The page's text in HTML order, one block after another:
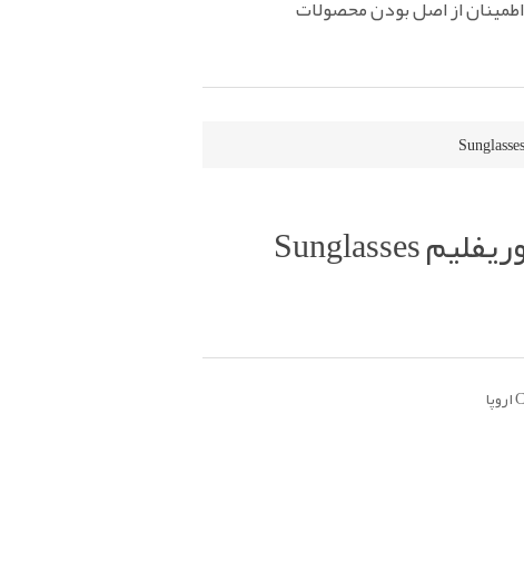
اطمینان از اصل بودن محصولات
عینک آفتابی زنانه اوریفلیم Sunglasses